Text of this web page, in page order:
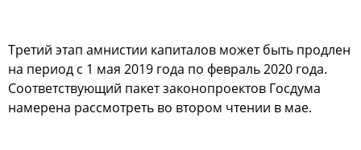
Третий этап амнистии капиталов может быть продлен
на период с 1 мая 2019 года по февраль 2020 года.
Соответствующий пакет законопроектов Госдума
намерена рассмотреть во втором чтении в мае.